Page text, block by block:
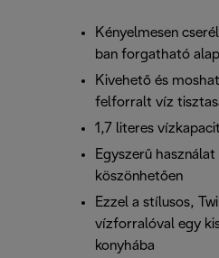
Kényelmesen
ban forgatható
Kivehető és
felforralt víz
1,7 literes
Egyszerű
köszönhetően
Ezzel a stílusos,
vízforralóval egy
konyhába